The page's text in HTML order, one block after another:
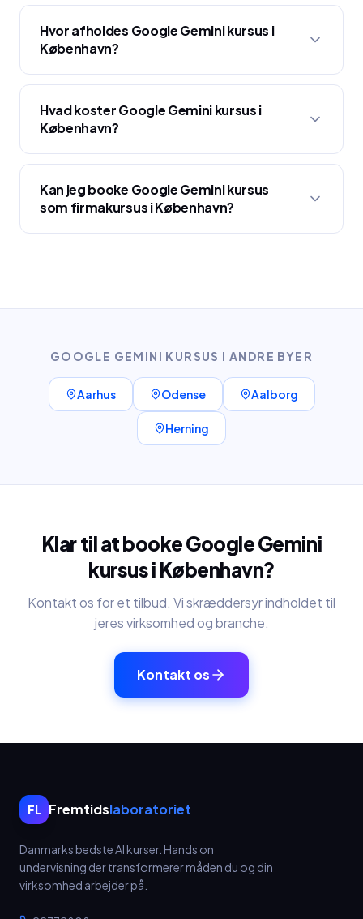
Hvor afholdes Google Gemini kursus i
København?
Hvad koster Google Gemini kursus i
København?
Kan jeg booke Google Gemini kursus
som firmakursus i København?
GOOGLE GEMINI KURSUS I ANDRE BYER
Aarhus Odense Aalborg
Herning
Klar til at bookeGoogle Gemini
kursusi København?
Kontakt os for et tilbud. Vi skræddersyr indholdet til
jeres virksomhed og branche.
Kontakt os
FL Fremtidslaboratoriet
Danmarks bedste AI kurser. Hands on
undervisning der transformerer måden du og din
virksomhed arbejder på.